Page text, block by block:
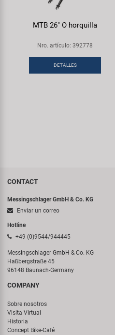
MTB 26" O horquilla
Nro. artículo: 392778
DETALLES
CONTACT
Messingschlager GmbH & Co. KG
Enviar un correo
Hotline
+49 (0)9544/944445
Messingschlager GmbH & Co. KG
Haßbergstraße 45
96148 Baunach-Germany
COMPANY
Sobre nosotros
Visita Virtual
Historia
Concept Bike-Café